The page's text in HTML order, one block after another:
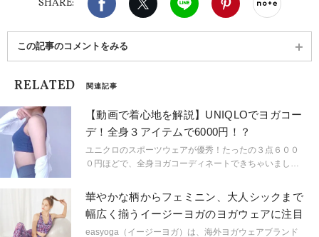
SHARE:
この記事のコメントをみる
RELATED 関連記事
【動画で着心地を解説】UNIQLOでヨガコー
デ！全身３アイテムで6000円！？
ユニクロのスポーツウェアが優秀！たったの３点６００
０円ほどで、全身ヨガコーディネートできちゃいまし
ムとは...？あなたもプチプラで快適なヨガライフを始め
ちゃいましょう♪
華やかな柄からフェミニン、大人シックまで
幅広く揃うイージーヨガのヨガウェアに注目
easyoga（イージーヨガ）は、海外ヨガウェアブランド